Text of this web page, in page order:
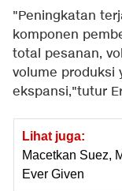
"Peningkatan
komponen
total pesanan,
volume produksi
ekspansi,"tutur
Lihat juga:
Macetkan Suez,
Ever Given